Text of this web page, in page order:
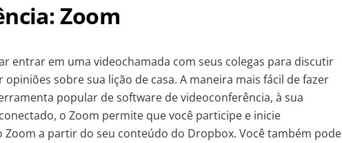
Zoom
entrar em uma videochamada com seus colegas para discutir
sobre sua lição de casa. A maneira mais fácil de fazer
popular de software de videoconferência, à sua
o Zoom permite que você participe e inicie
a partir do seu conteúdo do Dropbox. Você também pode